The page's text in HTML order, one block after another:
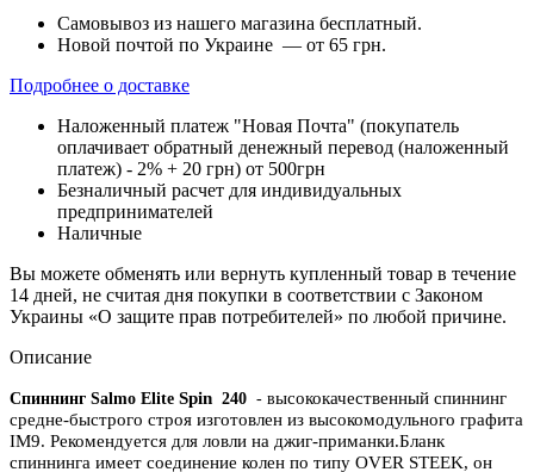
Самовывоз из нашего магазина бесплатный.
Новой почтой по Украине — от 65 грн.
Подробнее о доставке
Наложенный платеж "Новая Почта" (покупатель
оплачивает обратный денежный перевод (наложенный
платеж) - 2% + 20 грн) от 500грн
Безналичный расчет для индивидуальных
предпринимателей
Наличные
Вы можете обменять или вернуть купленный товар в течение
14 дней, не считая дня покупки в соответствии с Законом
Украины «О защите прав потребителей» по любой причине.
Описание
Спиннинг Salmo Elite Spin 240 - высококачественный спиннинг
средне-быстрого строя изготовлен из высокомодульного графита
IM9. Рекомендуется для ловли на джиг-приманки.Бланк
спиннинга имеет соединение колен по типу OVER STEEK, он